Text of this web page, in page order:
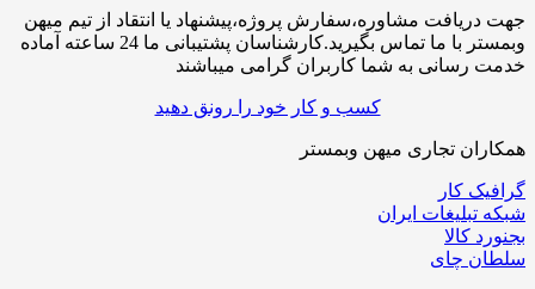
مشاوره،سفارش پروژه،پیشنهاد یا انتقاد از تیم میهن
وبمستر با ما تماس بگیرید.کارشناسان پشتیبانی ما 24 ساعته آماده
به شما کاربران گرامی میباشند
کسب و کار خود را رونق دهید
تجاری میهن وبمستر
ایران
چای